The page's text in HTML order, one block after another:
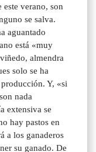
verano, son
se salva.
aguantado
está «muy
almendra
solo se ha
Y, «si
nada
extensiva se
hay pastos en
a los ganaderos
su ganado. De